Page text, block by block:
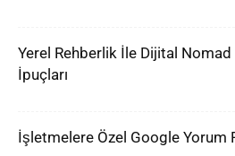
Yerel Rehberlik İle Dijital Nomad
İpuçları
İşletmelere Özel Google Yorum